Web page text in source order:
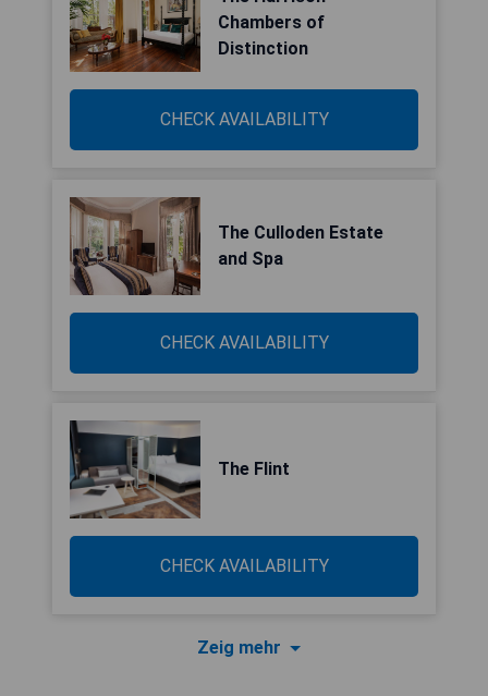
Chambers of
Distinction
CHECK AVAILABILITY
The Culloden Estate
and Spa
CHECK AVAILABILITY
The Flint
CHECK AVAILABILITY
Zeig mehr